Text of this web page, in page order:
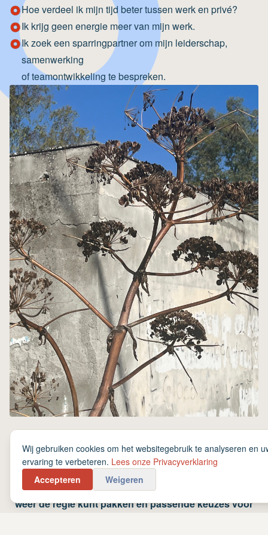
Wij gebruiken cookies om het websitegebruik te analyseren en
ervaring te verbeteren. Lees onze Privacyverklaring
Accepteren
Weigeren
Hoe verdeel ik mijn tijd beter tussen werk en privé?
Ik krijg geen energie meer van mijn werk.
Ik zoek een sparringpartner om mijn leiderschap,
samenwerking
of teamontwikkeling te bespreken.
Deze vragen ontstaan wanneer je gedrag, omgeving
en verwachtingen niet meer op elkaar aansluiten. Jij
hebt een inzicht nodig in hoe dit ontstaan is, zodat je
weer de regie kunt pakken en passende keuzes voor